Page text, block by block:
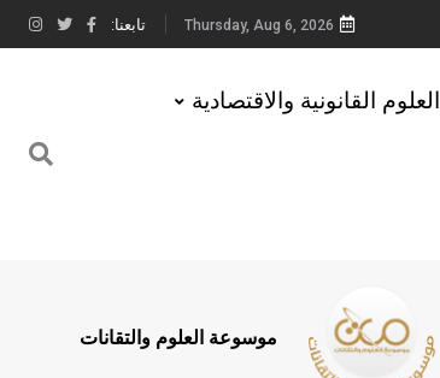
Thursday, Aug 6, 2026 تابعنا:
العلوم القانونية والاقتصادية
موسوعة العلوم والتقانات